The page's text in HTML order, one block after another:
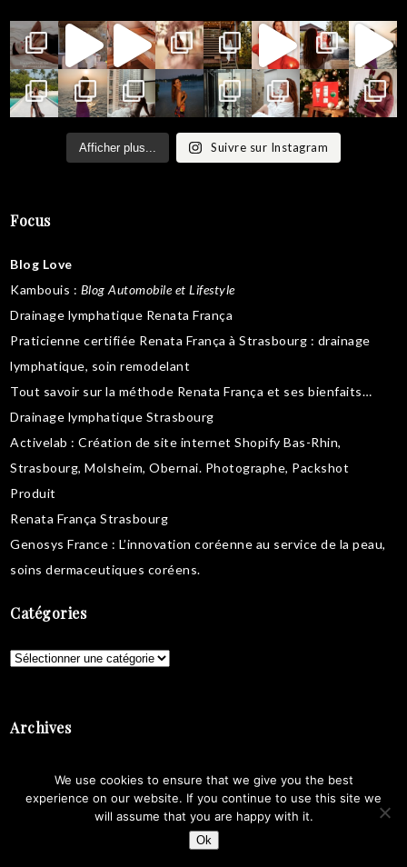
Afficher plus... Suivre sur Instagram
Focus
Blog Love
Kambouis : Blog Automobile et Lifestyle
Drainage lymphatique Renata França
Praticienne certifiée Renata França à Strasbourg : drainage
lymphatique, soin remodelant
Tout savoir sur la méthode Renata França et ses bienfaits…
Drainage lymphatique Strasbourg
Activelab : Création de site internet Shopify Bas-Rhin,
Strasbourg, Molsheim, Obernai. Photographe, Packshot
Produit
Renata França Strasbourg
Genosys France : L’innovation coréenne au service de la peau,
soins dermaceutiques coréens.
Catégories
Catégories
Archives
We use cookies to ensure that we give you the best
experience on our website. If you continue to use this site we
will assume that you are happy with it.
Ok